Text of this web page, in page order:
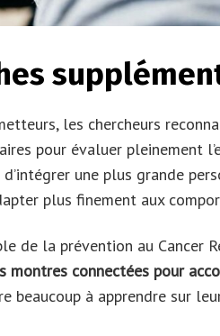
les chercheurs
pour évaluer pleinement
une plus grande
plus finement aux
de la prévention au Cancer
connectées pour
beaucoup à apprendre sur